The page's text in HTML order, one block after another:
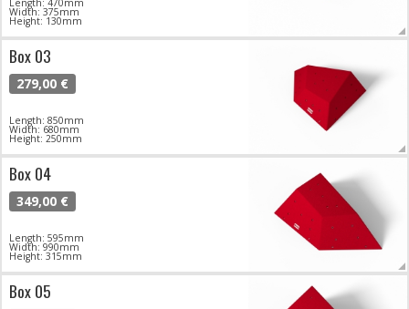
Length: 470mm
Width: 375mm
Height: 130mm
Box 03
279,00 €
Length: 850mm
Width: 680mm
Height: 250mm
Box 04
349,00 €
Length: 595mm
Width: 990mm
Height: 315mm
Box 05